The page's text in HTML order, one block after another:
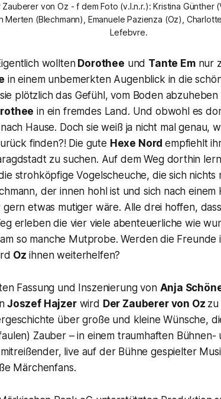
von Oz - f dem Foto (v.l.n.r.): Kristina Günther
Merten (Blechmann), Emanuele Pazienza (Oz),
Lefebvre.
wolltenDorothee und Tante Emnur
in einem unbemerkten Augenblick in die
plötzlich das Gefühl, vom Boden
in ein fremdes Land. Und obwohl es
Hause. Doch sie weiß ja nicht mal genau,
finden?! Die gute Hexe Nord empfiehlt
zu suchen. Auf dem Weg dorthin
strohköpfigeVogelscheuche, die sich nichts
der innen hohl ist und sich nach
gern etwas mutiger wäre. Alle drei hoffen,
erleben die vier viele abenteuerliche wie
so manche Mutprobe. Werden die Freunde
Oz ihnen weiterhelfen?
Fassung und Inszenierung von Anja
Joszef Hajzerwird Der Zauberer von Oz zu
über große und kleine Wünsche,
Zauber – in einem traumhaften Bühnen-
live auf der Bühne gespielter
Märchenfans.